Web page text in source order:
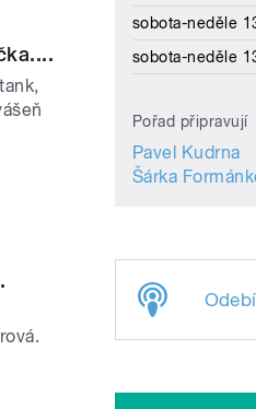
sobota-neděle
sobota-neděle
Pořad připravují
Pavel Kudrna
Šárka